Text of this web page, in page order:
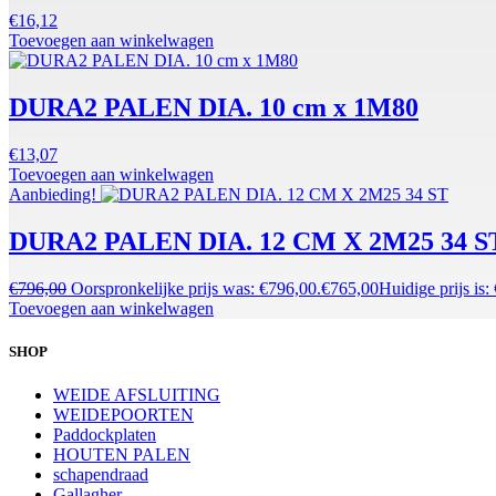
€16,12
Toevoegen aan winkelwagen
DURA2 PALEN DIA. 10 cm x 1M80
€13,07
Toevoegen aan winkelwagen
Aanbieding!
DURA2 PALEN DIA. 12 CM X 2M25 34
€796,00 Oorspronkelijke prijs was: €796,00.€765,00Huidige prijs is:
Toevoegen aan winkelwagen
SHOP
WEIDE AFSLUITING
WEIDEPOORTEN
Paddockplaten
HOUTEN PALEN
schapendraad